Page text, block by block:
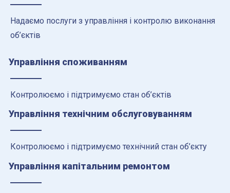
Надаємо послуги з управління і контролю виконання
об’єктів
Управління споживанням
Контролюємо і підтримуємо стан об’єктів
Управління технічним обслуговуванням
Контролюємо і підтримуємо технічний стан об’єкту
Управління капітальним ремонтом